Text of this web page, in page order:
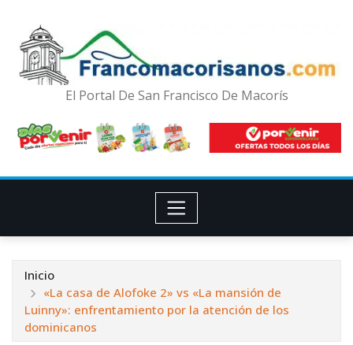
El Portal De San Francisco De Macorís
Inicio
«La casa de Alofoke 2» vs «La mansión de
Luinny»: enfrentamiento por la atención de los
dominicanos